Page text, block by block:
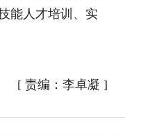
能人才培训、实
[ 责编：李卓凝 ]